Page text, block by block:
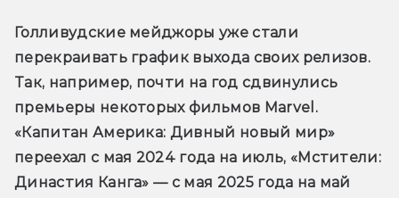
Голливудские мейджоры уже стали
перекраивать график выхода своих релизов.
Так, например, почти на год сдвинулись
премьеры некоторых фильмов Marvel.
«Капитан Америка: Дивный новый мир»
переехал с мая 2024 года на июль, «Мстители:
Династия Канга» — с мая 2025 года на май